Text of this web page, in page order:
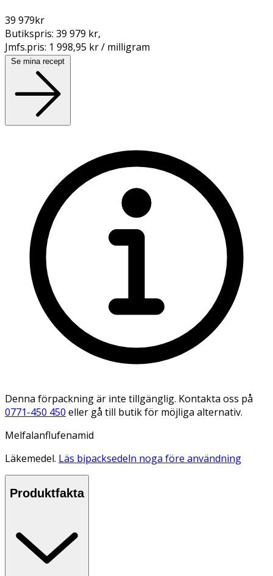
39 979kr
Butikspris: 39 979 kr,
Jmfs.pris: 1 998,95 kr / milligram
Se mina recept
Denna förpackning är inte tillgänglig. Kontakta oss på
0771-450 450 eller gå till butik för möjliga alternativ.
Melfalanflufenamid
Läkemedel. Läs bipacksedeln noga före användning
Produktfakta